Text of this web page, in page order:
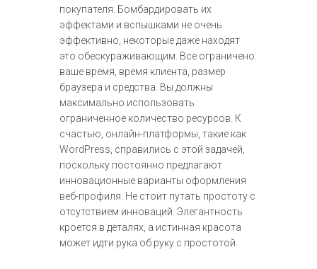
покупателя. Бомбардировать их
эффектами и вспышками не очень
эффективно, некоторые даже находят
это обескураживающим. Все ограничено:
ваше время, время клиента, размер
браузера и средства. Вы должны
максимально использовать
ограниченное количество ресурсов. К
счастью, онлайн-платформы, такие как
WordPress, справились с этой задачей,
поскольку постоянно предлагают
инновационные варианты оформления
веб-профиля. Не стоит путать простоту с
отсутствием инноваций. Элегантность
кроется в деталях, а истинная красота
может идти рука об руку с простотой.